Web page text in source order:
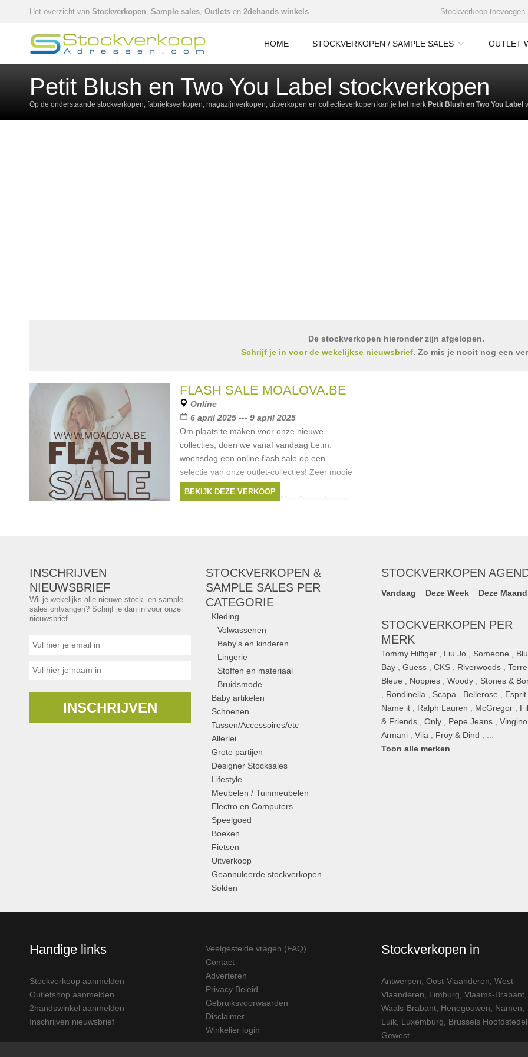
Het overzicht van Stockverkopen, Sample sales, Outlets en 2dehands winkels. Stockverkoop toevoegen
HOME STOCKVERKOPEN / SAMPLE SALES OUTLET
Petit Blush en Two You Label stockverkopen
Op de onderstaande stockverkopen, fabrieksverkopen, magazijnverkopen, uitverkopen en collectieverkopen kan je het merk Petit Blush en Two You Label
De stockverkopen hieronder zijn afgelopen.
Schrijf je in voor de wekelijkse nieuwsbrief. Zo mis je nooit nog een
FLASH SALE MOALOVA.BE
Online
6 april 2025 --- 9 april 2025
Om plaats te maken voor onze nieuwe
collecties, doen we vanaf vandaag t.e.m.
woensdag een online flash sale op een
selectie van onze outlet-collecties! Zeer mooie
ronde prijsjes (€3, €5, €10,
Merken:Monkind,MarMar Copenhagen
BEKIJK DEZE VERKOOP
INSCHRIJVEN
NIEUWSBRIEF
Wil je wekelijks alle nieuwe stock- en sample
sales ontvangen? Schrijf je dan in voor onze
nieuwsbrief.
INSCHRIJVEN
STOCKVERKOPEN &
SAMPLE SALES PER
CATEGORIE
Kleding
Volwassenen
Baby's en kinderen
Lingerie
Stoffen en materiaal
Bruidsmode
Baby artikelen
Schoenen
Tassen/Accessoires/etc
Allerlei
Grote partijen
Designer Stocksales
Lifestyle
Meubelen / Tuinmeubelen
Electro en Computers
Speelgoed
Boeken
Fietsen
Uitverkoop
Geannuleerde stockverkopen
Solden
STOCKVERKOPEN
Vandaag Deze Week Deze Maand
STOCKVERKOPEN PER
MERK
Tommy Hilfiger Liu Jo Someone
Bay ,Guess ,CKS Riverwoods ,Terre
Bleue
Noppies ,Woody
Stones &
Rondinella Scapa Bellerose Esprit
Name it
Ralph Lauren McGregor
& Friends ,Only Pepe Jeans ,Vingino
Armani ,Vila Froy & Dind
Toon alle merken
Handige links
Stockverkoop aanmelden
Outletshop aanmelden
2handswinkel aanmelden
Inschrijven nieuwsbrief
Veelgestelde vragen (FAQ)
Contact
Adverteren
Privacy Beleid
Gebruiksvoorwaarden
Disclaimer
Winkelier login
Stockverkopen in
Antwerpen ,Oost-Vlaanderen ,West-
Vlaanderen
Limburg ,Vlaams-Brabant
Waals-Brabant Henegouwen Namen
Luik Luxemburg
Brussels
Gewest